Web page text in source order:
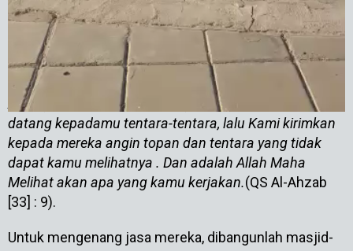
Malaikat yang tak terlihat dan mengirimkan angin
kencang yang memporak-porandakan orang kafir
sampai lari terbirit-birit.
Hai orang-orang yang beriman, ingatlah akan ni’mat
Allah (yang telah dikurniakan) kepadamu ketika
datang kepadamu tentara-tentara, lalu Kami kirimkan
kepada mereka angin topan dan tentara yang tidak
dapat kamu melihatnya . Dan adalah Allah Maha
Melihat akan apa yang kamu kerjakan.(QS Al-Ahzab
[33] : 9).
Untuk mengenang jasa mereka, dibangunlah masjid-